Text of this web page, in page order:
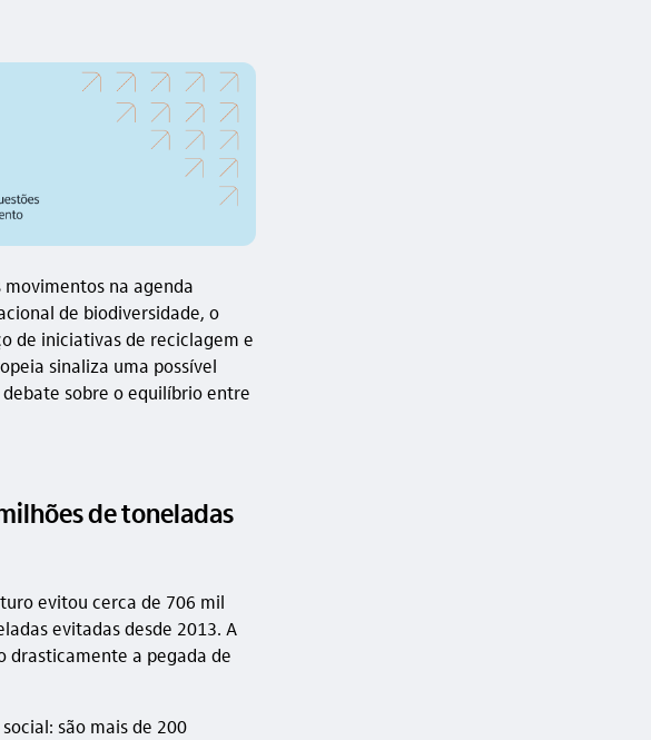
movimentos na agenda
de biodiversidade, o
de iniciativas de reciclagem e
sinaliza uma possível
sobre o equilíbrio entre
de toneladas
evitou cerca de 706 mil
evitadas desde 2013. A
drasticamente a pegada de
são mais de 200